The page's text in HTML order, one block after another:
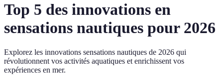
Top 5 des innovations en
sensations nautiques pour 2026
Explorez les innovations sensations nautiques de 2026 qui
révolutionnent vos activités aquatiques et enrichissent vos
expériences en mer.